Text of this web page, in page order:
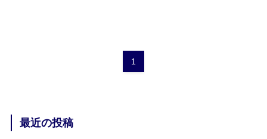
1
最近の投稿